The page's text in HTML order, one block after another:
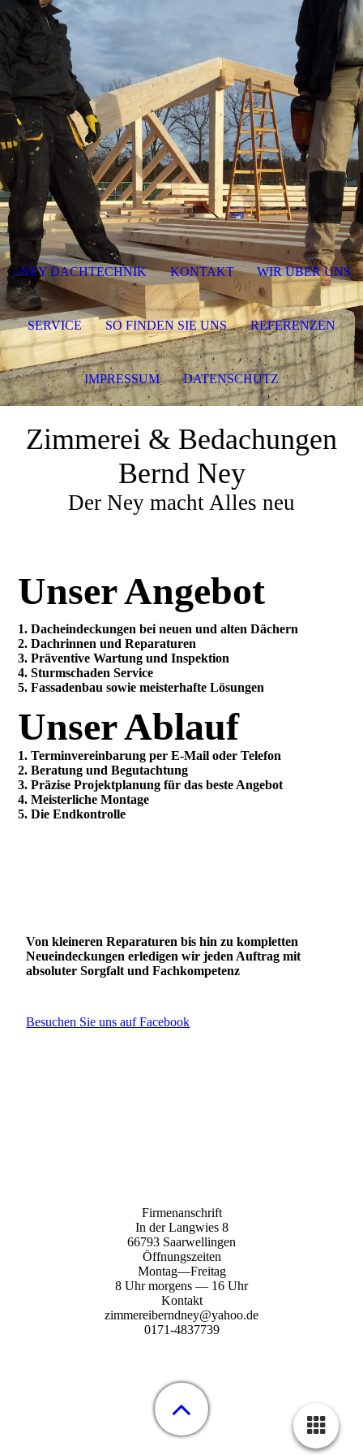
Zimmerei & Bedachungen
Bernd Ney
Der Ney macht Alles neu
Unser Angebot
1. Dacheindeckungen bei neuen und alten Dächern
2. Dachrinnen und Reparaturen
3. Präventive Wartung und Inspektion
4. Sturmschaden Service
5. Fassadenbau sowie meisterhafte Lösungen
Unser Ablauf
1. Terminvereinbarung per E-Mail oder Telefon
2. Beratung und Begutachtung
3. Präzise Projektplanung für das beste Angebot
4. Meisterliche Montage
5. Die Endkontrolle
Von kleineren Reparaturen bis hin zu kompletten
Neueindeckungen erledigen wir jeden Auftrag mit
absoluter Sorgfalt und Fachkompetenz
Besuchen Sie uns auf Facebook
Firmenanschrift
In der Langwies 8
66793 Saarwellingen
Öffnungszeiten
Montag—Freitag
8 Uhr morgens — 16 Uhr
Kontakt
zimmereiberndney@yahoo.de
0171-4837739
⌂NEY DACHTECHNIK KONTAKT WIR ÜBER UNS
SERVICE SO FINDEN SIE UNS REFERENZEN
IMPRESSUM DATENSCHUTZ